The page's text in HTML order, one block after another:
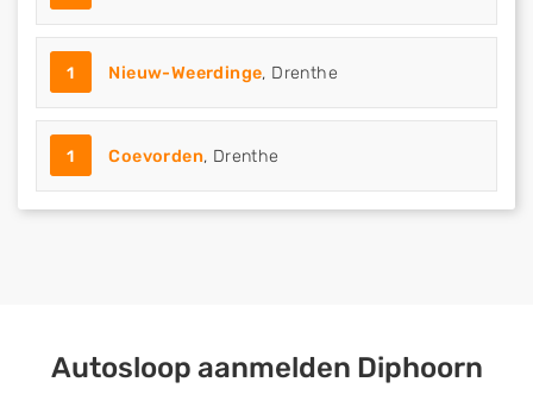
1 Nieuw-Weerdinge, Drenthe
1 Coevorden, Drenthe
Autosloop aanmelden Diphoorn